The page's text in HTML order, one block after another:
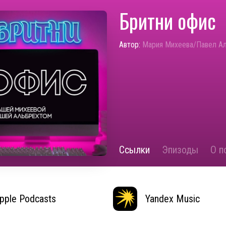
Бритни офис
Автор: Мария Михеева/Павел
Ссылки Эпизоды О
Podcasts Yandex Music